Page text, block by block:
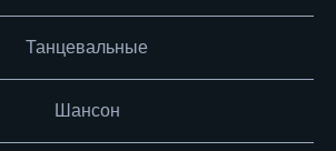
Танцевальные
Шансон